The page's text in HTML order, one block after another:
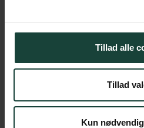
Tillad alle
Tillad
Kun
Krigen er forbi! Soldaten er
kæresten. I tornystret
Læs Mere